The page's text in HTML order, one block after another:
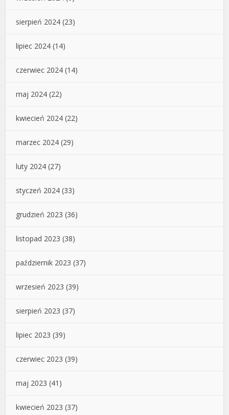
sierpień 2024 (23)
lipiec 2024 (14)
czerwiec 2024 (14)
maj 2024 (22)
kwiecień 2024 (22)
marzec 2024 (29)
luty 2024 (27)
styczeń 2024 (33)
grudzień 2023 (36)
listopad 2023 (38)
październik 2023 (37)
wrzesień 2023 (39)
sierpień 2023 (37)
lipiec 2023 (39)
czerwiec 2023 (39)
maj 2023 (41)
kwiecień 2023 (37)